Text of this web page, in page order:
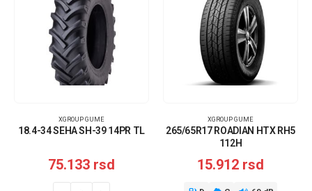
XGROUP GUME
18.4-34 SEHA SH-39 14PR TL
75.133 rsd
XGROUP GUME
265/65R17 ROADIAN HTX RH5
112H
15.912 rsd